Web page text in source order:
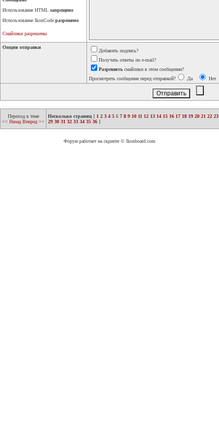
Использование HTML запрещено
Использование IkonCode разрешено
Смайлики разрешены
Опции отправки
Добавить подпись?
Получать ответы по e-mail?
Разрешить смайлики в этом сообщении?
Просмотреть сообщение перед отправкой?
Да Нет
Переход к теме
<< Назад Вперед >>
Несколько страниц [ 1 2 3 4 5 6 7 8 9 10 11 12 13 14 15 16 17 18 19 20 21 22 23
29 30 31 32 33 34 35 36 ]
Форум работает на скрипте © Ikonboard.com